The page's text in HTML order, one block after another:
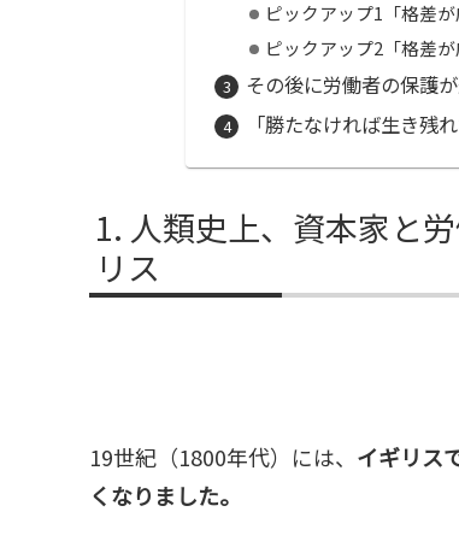
ピックアップ1「格差
ピックアップ2「格差
その後に労働者の保護
「勝たなければ生き残
人類史上、資本家と
リス
19世紀（1800年代）には、 イギリス
くなりました。